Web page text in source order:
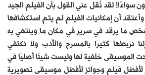
سواءًا! لقد نُقل عني القول بأن الفيلم الجيد
أن إمكانيات الفيلم لم يتم استكشافها
ما يرقد في سرير في مكان ما وينتهي به
نربطها كثيرًا بالمسرح والأدب ولا نكتفي
الموسيقى خلفية لها وليست شيئًا أصليًا في
لأفضل فيلم وجوائز لأفضل موسيقى تصويرية